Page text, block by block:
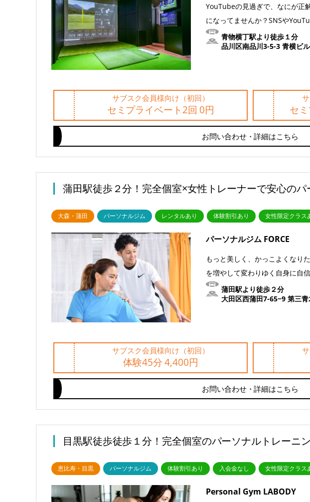
YouTubeの見過ぎで、なにが正
になってませんか？SNSや
青物横丁駅より徒歩１分
品川区南品川3-5-3 青横ビ
サブスク会員様向け（初回）
セミプライベート2回 0円 セ
お問い合わせ・詳細はこちら
蒲田駅徒歩２分！完全個室×女性トレーナーで安心のパ
大森・蒲田 パーソナルジム レンタルあり 体験割引あり 女性限定クラス
パーソナルジム FORCE
もっと美しく、かっこよくなり
を増やして変わりゆく自身に自
蒲田駅より徒歩２分
大田区西蒲田7-65−9 第三
サブスク会員様向け（初回）
体験45分 4,400円
お問い合わせ・詳細はこちら
目黒駅徒歩徒歩１分！完全個室のパーソナルトレーニ
恵比寿・目黒 パーソナルジム 体験割引あり 入会金なし 女性限定クラス
Personal Gym LABODY